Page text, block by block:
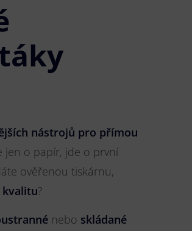
nástrojů pro přímou
jen o papír, jde o první
ověřenou tiskárnu,
?
nebo skládané